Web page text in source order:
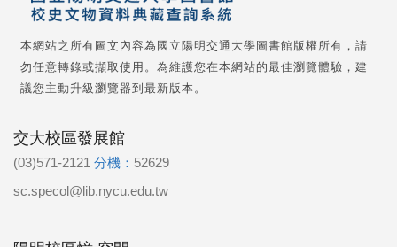
本網站之所有圖文內容為國立陽明交通大學圖書館版權所有，請
勿任意轉錄或擷取使用。為維護您在本網站的最佳瀏覽體驗，建
議您主動升級瀏覽器到最新版本。
交大校區發展館
(03)571-2121 分機： 52629
sc.specol@lib.nycu.edu.tw